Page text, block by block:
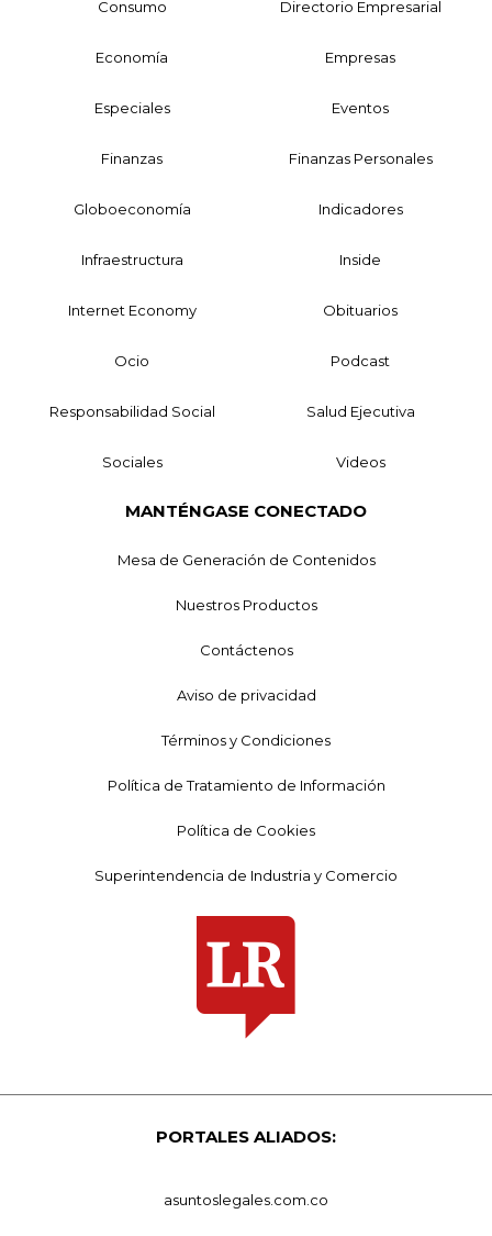
Consumo Directorio Empresarial
Economía Empresas
Especiales Eventos
Finanzas Finanzas Personales
Globoeconomía Indicadores
Infraestructura Inside
Internet Economy Obituarios
Ocio Podcast
Responsabilidad Social Salud Ejecutiva
Sociales Videos
MANTÉNGASE CONECTADO
Mesa de Generación de Contenidos
Nuestros Productos
Contáctenos
Aviso de privacidad
Términos y Condiciones
Política de Tratamiento de Información
Política de Cookies
Superintendencia de Industria y Comercio
PORTALES ALIADOS:
asuntoslegales.com.co